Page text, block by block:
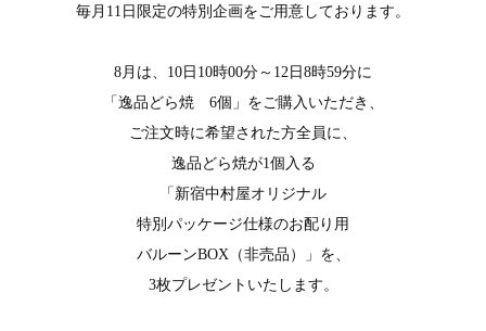
毎月11日限定の特別企画をご用意しております。
8月は、10日10時00分～12日8時59分に
「逸品どら焼 6個」をご購入いただき、
ご注文時に希望された方全員に、
逸品どら焼が1個入る
「新宿中村屋オリジナル
特別パッケージ仕様のお配り用
バルーンBOX（非売品）」を、
3枚プレゼントいたします。